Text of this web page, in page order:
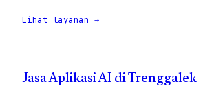
Lihat layanan →
Jasa Aplikasi AI di Trenggalek